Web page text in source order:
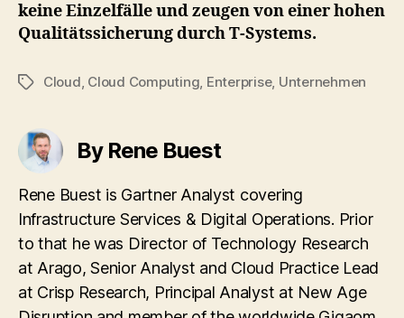
keine Einzelfälle und zeugen von einer hohen
Qualitätssicherung durch T-Systems.
TagsCloud, Cloud Computing, Enterprise, Unternehmen
By Rene Buest
Rene Buest is Gartner Analyst covering
Infrastructure Services & Digital Operations. Prior
to that he was Director of Technology Research
at Arago, Senior Analyst and Cloud Practice Lead
at Crisp Research, Principal Analyst at New Age